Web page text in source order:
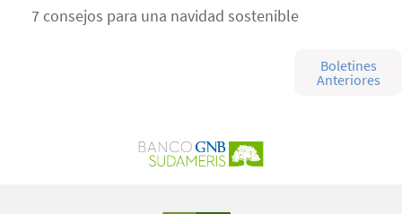
7 consejos para una navidad sostenible
Boletines
Anteriores